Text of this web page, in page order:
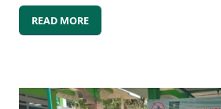
READ MORE